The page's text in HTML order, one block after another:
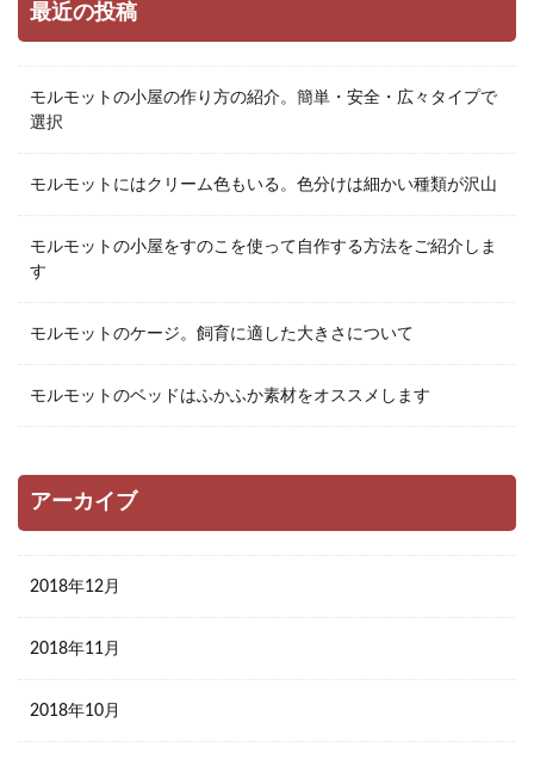
最近の投稿
モルモットの小屋の作り方の紹介。簡単・安全・広々タイプで
選択
モルモットにはクリーム色もいる。色分けは細かい種類が沢山
モルモットの小屋をすのこを使って自作する方法をご紹介しま
す
モルモットのケージ。飼育に適した大きさについて
モルモットのベッドはふかふか素材をオススメします
アーカイブ
2018年12月
2018年11月
2018年10月